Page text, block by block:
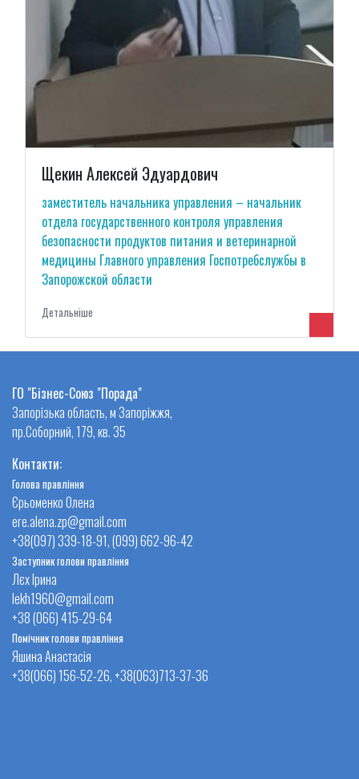
Щекин Алексей Эдуардович
заместитель начальника управления – начальник
отдела государственного контроля управления
безопасности продуктов питания и ветеринарной
медицины Главного управления Госпотребслужбы в
Запорожской области
Детальнiше
ГО "Бізнес-Союз "Порада"
Запорізька область, м Запоріжжя,
пр.Соборний, 179, кв. 35
Контакти:
Голова правління
Єрьоменко Олена
ere.alena.zp@gmail.com
+38(097) 339-18-91, (099) 662-96-42
Заступник голови правління
Лєх Ірина
lekh1960@gmail.com
+38 (066) 415-29-64
Помічник голови правління
Яшина Анастасія
+38(066) 156-52-26, +38(063)713-37-36